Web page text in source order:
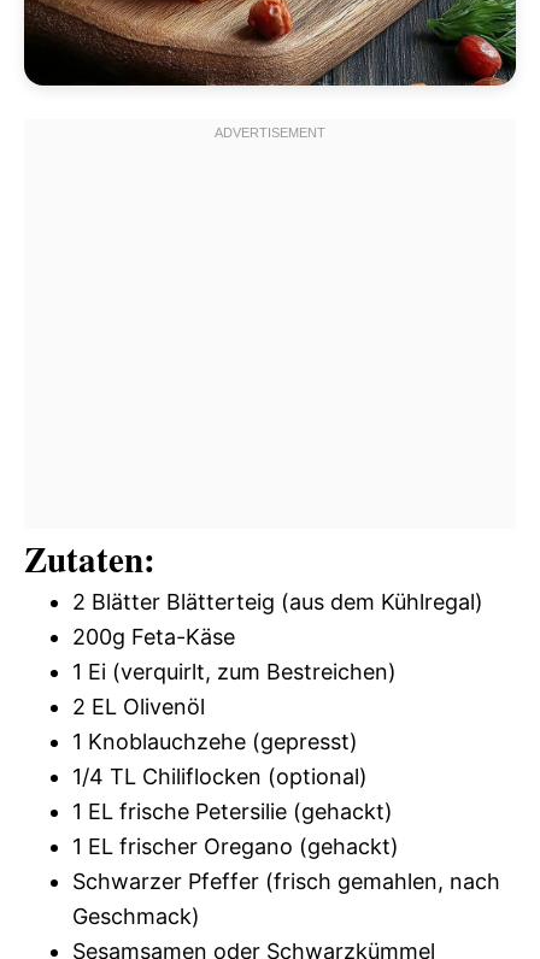
Zutaten:
2 Blätter Blätterteig (aus dem Kühlregal)
200g Feta-Käse
1 Ei (verquirlt, zum Bestreichen)
2 EL Olivenöl
1 Knoblauchzehe (gepresst)
1/4 TL Chiliflocken (optional)
1 EL frische Petersilie (gehackt)
1 EL frischer Oregano (gehackt)
Schwarzer Pfeffer (frisch gemahlen, nach
Geschmack)
Sesamsamen oder Schwarzkümmel